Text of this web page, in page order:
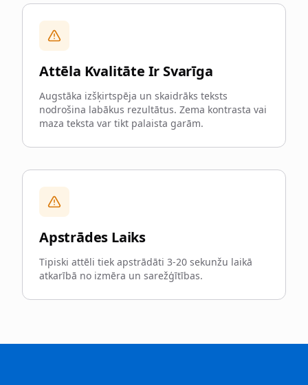
Attēla Kvalitāte Ir Svarīga
Augstāka izšķirtspēja un skaidrāks teksts
nodrošina labākus rezultātus. Zema kontrasta vai
maza teksta var tikt palaista garām.
Apstrādes Laiks
Tipiski attēli tiek apstrādāti 3-20 sekunžu laikā
atkarībā no izmēra un sarežģītības.